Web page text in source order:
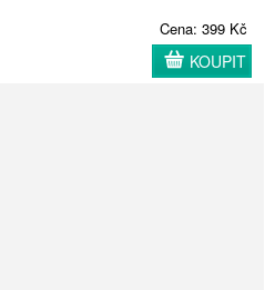
Cena: 399 Kč
KOUPIT